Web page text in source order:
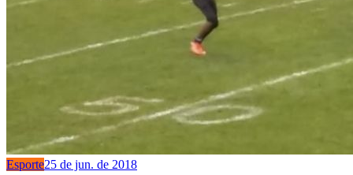
Esporte25 de jun. de 2018